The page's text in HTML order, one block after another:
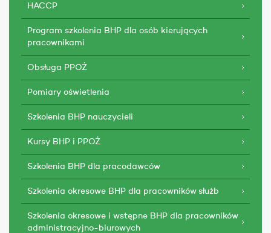
HACCP
Program szkolenia BHP dla osób kierujących
pracownikami
Obsługa PPOŻ
Pomiary oświetlenia
Szkolenia BHP nauczycieli
Kursy BHP i PPOŻ
Szkolenia BHP dla pracodawców
Szkolenia okresowe BHP dla pracowników służb
Szkolenia okresowe i wstępne BHP dla pracowników
administracyjno-biurowych